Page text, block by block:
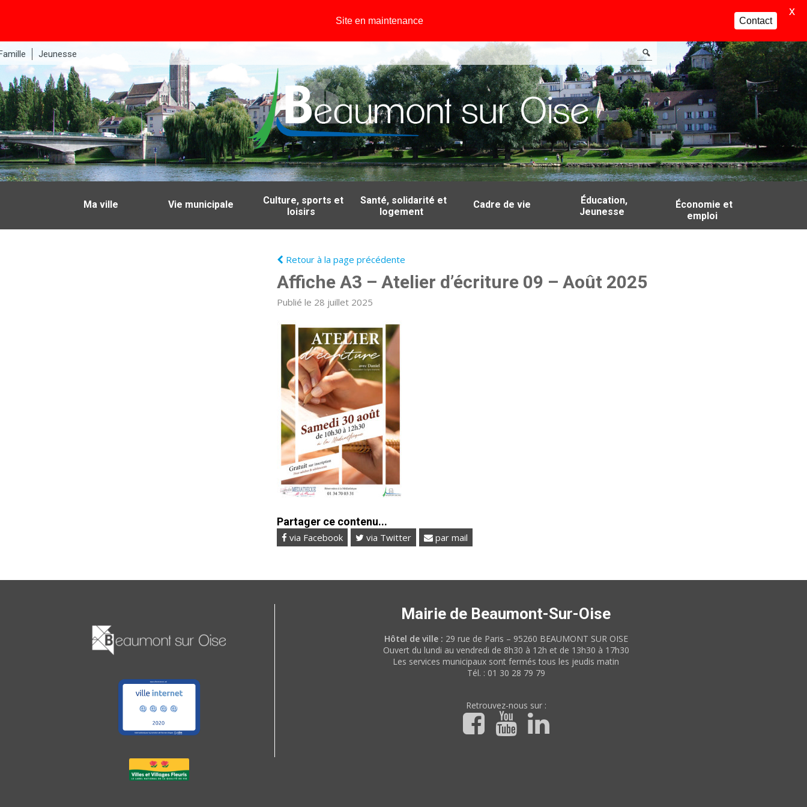
Jeunesse
Ma ville Vie municipale
Culture, sports et
loisirs
Santé, solidarité et
logement
Cadre de vie
Éducation,
Jeunesse
Économie et
emploi
Retour à la page précédente
Affiche A3 – Atelier d’écriture 09 – Août 2025
Publié le 28 juillet 2025
Partager ce contenu...
via Facebook via Twitter par mail
Mairie de Beaumont-Sur-Oise
Hôtel de ville : 29 rue de Paris – 95260 BEAUMONT SUR OISE
Ouvert du lundi au vendredi de 8h30 à 12h et de 13h30 à 17h30
Les services municipaux sont fermés tous les jeudis matin
Tél. : 01 30 28 79 79
Retrouvez-nous sur :
Site en maintenance Contact
X